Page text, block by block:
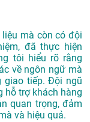
mà còn có đội
đã thực hiện
tôi hiểu rõ rằng
về ngôn ngữ mà
giao tiếp. Đội ngũ
hỗ trợ khách hàng
quan trọng, đảm
và hiệu quả.